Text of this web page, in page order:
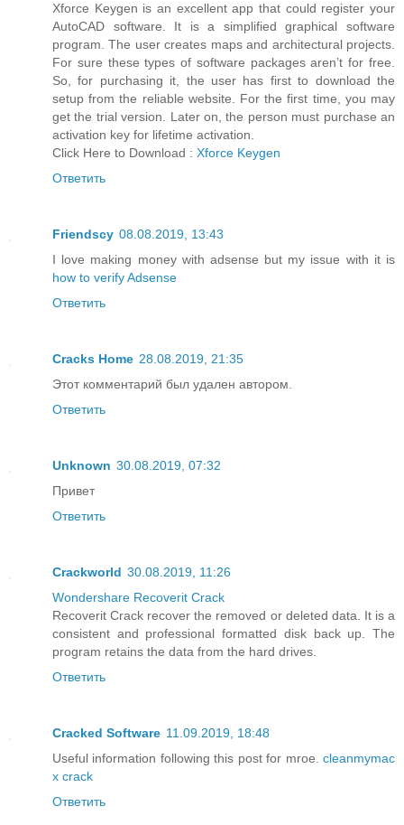
Xforce Keygen is an excellent app that could register your
AutoCAD software. It is a simplified graphical software
program. The user creates maps and architectural projects.
For sure these types of software packages aren’t for free.
So, for purchasing it, the user has first to download the
setup from the reliable website. For the first time, you may
get the trial version. Later on, the person must purchase an
activation key for lifetime activation.
Click Here to Download : Xforce Keygen
Ответить
Friendscy 08.08.2019, 13:43
I love making money with adsense but my issue with it is
how to verify Adsense
Ответить
Cracks Home 28.08.2019, 21:35
Этот комментарий был удален автором.
Ответить
Unknown 30.08.2019, 07:32
Привет
Ответить
Crackworld 30.08.2019, 11:26
Wondershare Recoverit Crack
Recoverit Crack recover the removed or deleted data. It is a
consistent and professional formatted disk back up. The
program retains the data from the hard drives.
Ответить
Cracked Software 11.09.2019, 18:48
Useful information following this post for mroe. cleanmymac
x crack
Ответить